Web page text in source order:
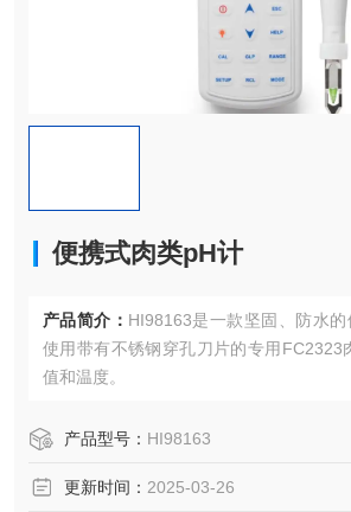
便携式肉类pH计
产品简介： HI98163是一款坚固、防水的
使用带有不锈钢穿孔刀片的专用FC2323
值和温度。
产品型号： HI98163
更新时间： 2025-03-26